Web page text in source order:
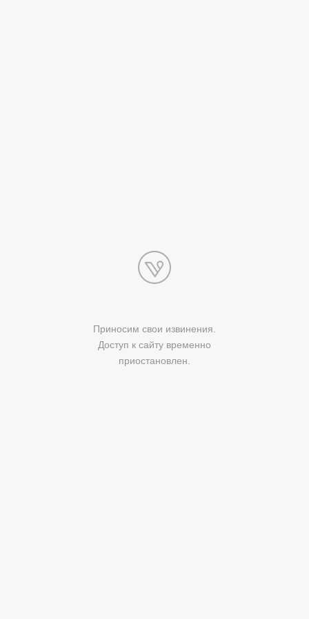
Приносим свои извинения.
Доступ к сайту временно
приостановлен.